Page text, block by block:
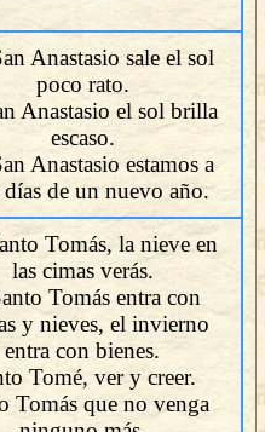
Anastasio sale el sol
poco rato.
Anastasio el sol brilla
escaso.
Anastasio estamos a
días de un nuevo año.
Tomás, la nieve en
las cimas verás.
Tomás entra con
y nieves, el invierno
entra con bienes.
Tomé, ver y creer.
Tomás que no venga